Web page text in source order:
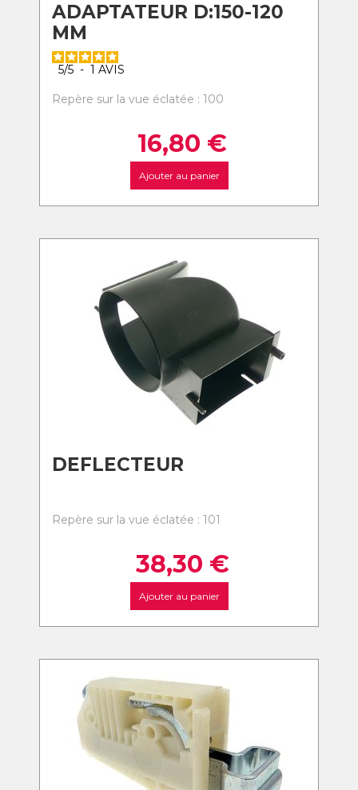
ADAPTATEUR D:150-120
MM
5/5 - 1 AVIS
Repère sur la vue éclatée : 100
16,80 €
Ajouter au panier
DEFLECTEUR
Repère sur la vue éclatée : 101
38,30 €
Ajouter au panier